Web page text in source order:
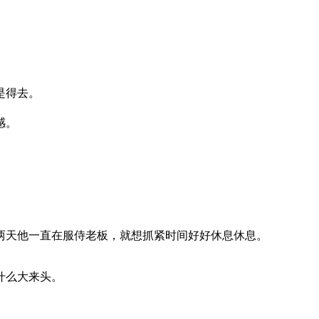
去。
他一直在服侍老板，就想抓紧时间好好休息休息。
大来头。